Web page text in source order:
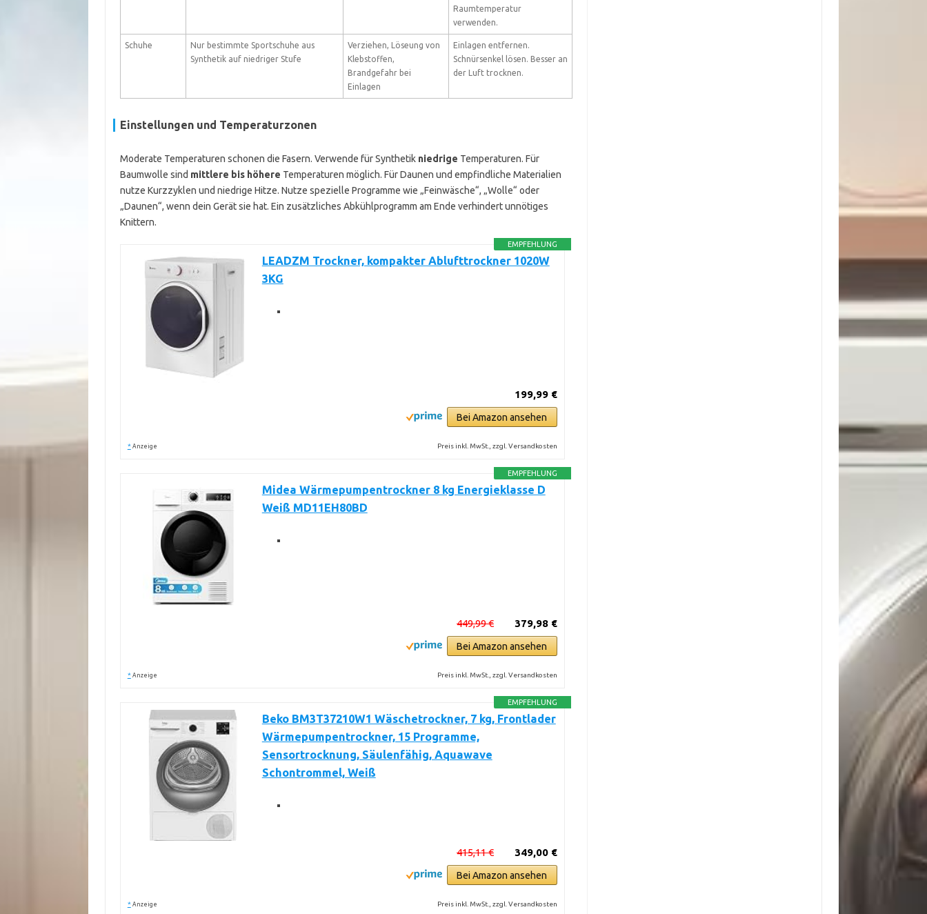
Raumtemperatur
verwenden.
Schuhe
Nur bestimmte Sportschuhe aus
Synthetik auf niedriger Stufe
Verziehen, Löseung von
Klebstoffen,
Brandgefahr bei
Einlagen
Einlagen entfernen.
Schnürsenkel lösen. Besser an
der Luft trocknen.
Einstellungen und Temperaturzonen
Moderate Temperaturen schonen die Fasern. Verwende für Synthetik niedrige Temperaturen. Für
Baumwolle sind mittlere bis höhere Temperaturen möglich. Für Daunen und empfindliche Materialien
nutze Kurzzyklen und niedrige Hitze. Nutze spezielle Programme wie „Feinwäsche“, „Wolle“ oder
„Daunen“, wenn dein Gerät sie hat. Ein zusätzliches Abkühlprogramm am Ende verhindert unnötiges
Knittern.
EMPFEHLUNG
LEADZM Trockner, kompakter Ablufttrockner 1020W
3KG
199,99 €
Bei Amazon ansehen
* Anzeige Preis inkl. MwSt., zzgl. Versandkosten
EMPFEHLUNG
Midea Wärmepumpentrockner 8 kg Energieklasse D
Weiß MD11EH80BD
379,98 €
449,99 €
Bei Amazon ansehen
* Anzeige Preis inkl. MwSt., zzgl. Versandkosten
EMPFEHLUNG
Beko BM3T37210W1 Wäschetrockner, 7 kg, Frontlader
Wärmepumpentrockner, 15 Programme,
Sensortrocknung, Säulenfähig, Aquawave
Schontrommel, Weiß
349,00 €
415,11 €
Bei Amazon ansehen
* Anzeige Preis inkl. MwSt., zzgl. Versandkosten